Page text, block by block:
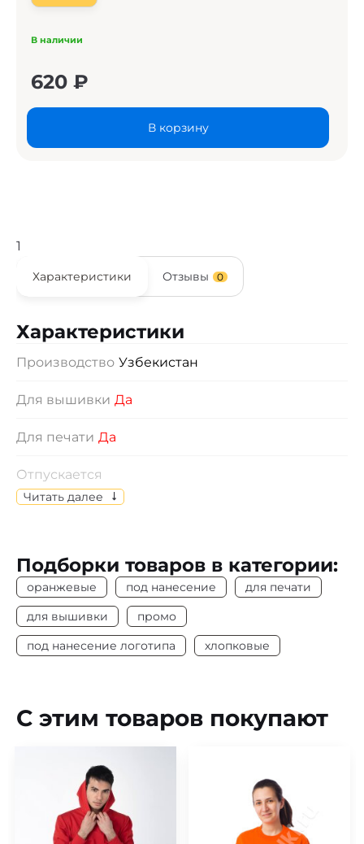
В наличии
620 ₽
В корзину
1
Характеристики Отзывы 0
Характеристики
Производство Узбекистан
Для вышивки Да
Для печати Да
Отпускается
Изделия отпускаются по индивидуальному
выбору размеров.
Цвет Оранжевый
Плотность 190 г/м2
Под нанесение Да
Читать далее
Подборки товаров в категории:
оранжевые под нанесение
для печати
для вышивки
промо
под нанесение логотипа
хлопковые
С этим товаров покупают